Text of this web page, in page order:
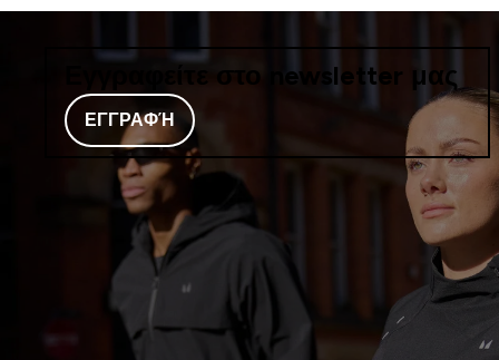
Εγγραφείτε στο newsletter μας
ΕΓΓΡΑΦΉ